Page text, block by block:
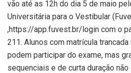
vão até as 12h do dia 5 de maio
Universitária para o Vestibular
,https://app.fuvest.br/login com o
211. Alunos com matrícula
podem participar do exame, mas
sequenciais e de curta duração